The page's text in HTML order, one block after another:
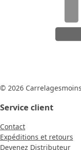
© 2026
Service client
Contact
Expéditions et retours
Devenez Distributeur